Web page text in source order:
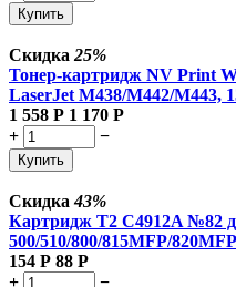
Купить
Скидка 25%
Тонер-картридж NV Print
LaserJet M438/M442/M443,
1 558 Р 1 170 Р
+
−
Купить
Скидка43%
Картридж T2 C4912A №82
500/510/800/815MFP/
154 Р 88 Р
+
−